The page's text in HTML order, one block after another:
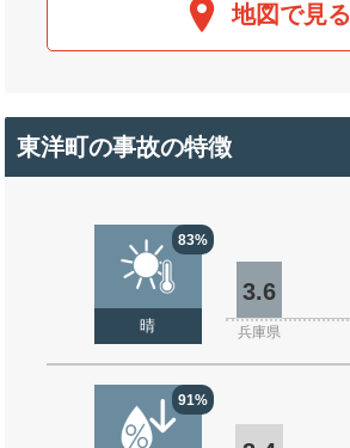
地図で見る
東洋町の事故の特徴
83%
晴
3.6
兵庫県
91%